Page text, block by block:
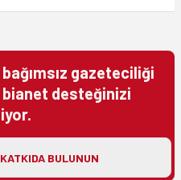
gazeteciliği
desteğinizi
BULUNUN